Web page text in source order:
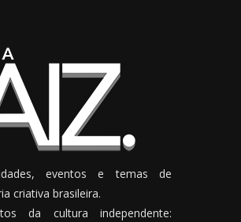
eventos e temas de
criativa brasileira.
da cultura independente: